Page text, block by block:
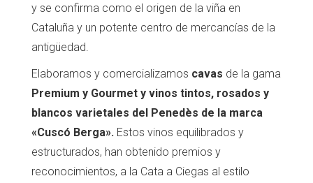
y se confirma como el origen de la viña en
Cataluña y un potente centro de mercancías de la
antigüedad.
Elaboramos y comercializamos cavas de la gama
Premium y Gourmet y vinos tintos, rosados ​​y
blancos varietales del Penedès de la marca
«Cuscó Berga». Estos vinos equilibrados y
estructurados, han obtenido premios y
reconocimientos, a la Cata a Ciegas al estilo